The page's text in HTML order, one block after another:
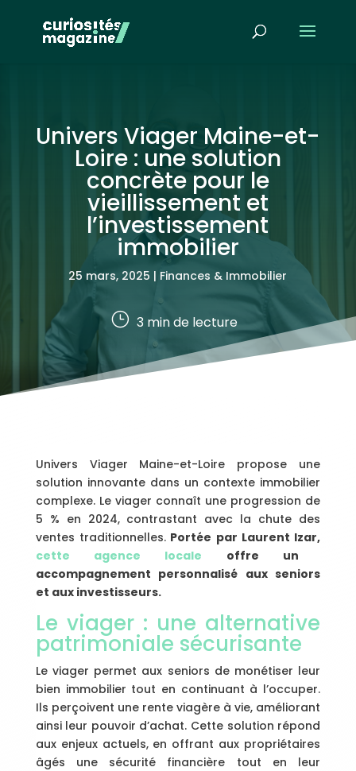
Univers Viager Maine-et-
Loire : une solution
concrète pour le
vieillissement et
l’investissement
immobilier
25 mars, 2025 | Finances & Immobilier
} 3min de lecture
Univers Viager Maine-et-Loire propose une
solution innovante dans un contexte immobilier
complexe. Le viager connaît une progression de
5 % en 2024, contrastant avec la chute des
ventes traditionnelles. Portée par Laurent Izar,
cette agence locale offre un
accompagnement personnalisé aux seniors
et aux investisseurs.
Le viager : une alternative
patrimoniale sécurisante
Le viager permet aux seniors de monétiser leur
bien immobilier tout en continuant à l’occuper.
Ils perçoivent une rente viagère à vie, améliorant
ainsi leur pouvoir d’achat. Cette solution répond
aux enjeux actuels, en offrant aux propriétaires
âgés une sécurité financière tout en leur